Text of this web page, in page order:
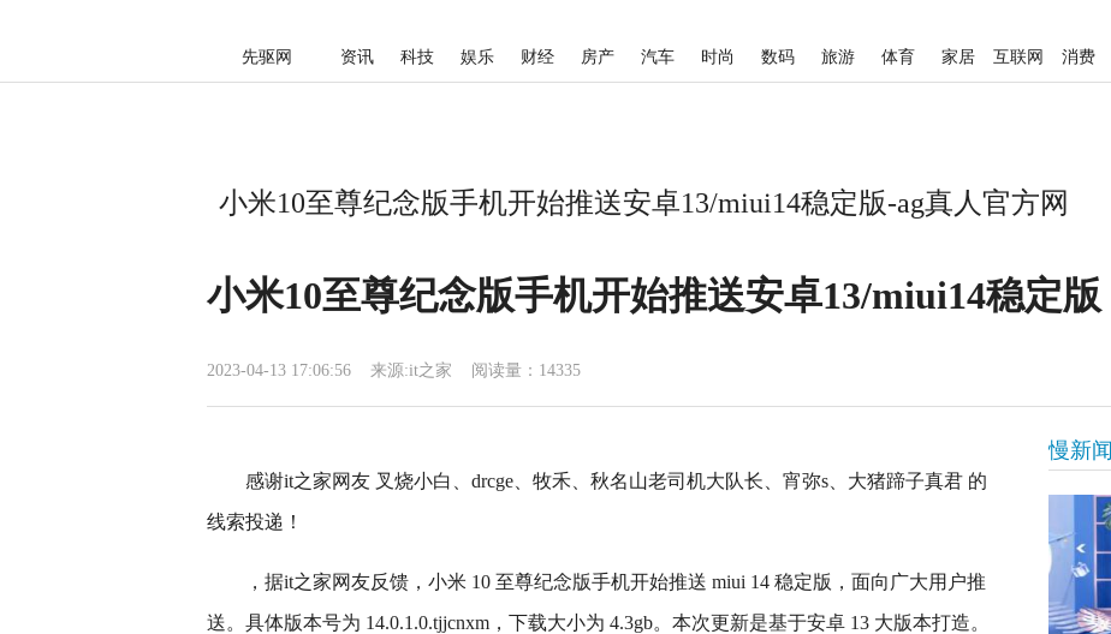
先驱网 资讯 科技 娱乐 财经 房产 汽车 时尚 数码 旅游 体育 家居 互联网 消费
小米10至尊纪念版手机开始推送安卓13/miui14稳定版-ag真人官方网
小米10至尊纪念版手机开始推送安卓13/miui14稳定版
2023-04-13 17:06:56 来源:it之家 阅读量：14335
感谢it之家网友 叉烧小白、drcge、牧禾、秋名山老司机大队长、宵弥s、大猪蹄子真君 的
线索投递！
，据it之家网友反馈，小米 10 至尊纪念版手机开始推送 miui 14 稳定版，面向广大用户推
送。具体版本号为 14.0.1.0.tjjcnxm，下载大小为 4.3gb。本次更新是基于安卓 13 大版本打造。
慢新闻